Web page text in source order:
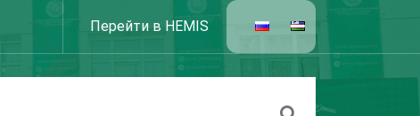
Перейти в HEMIS